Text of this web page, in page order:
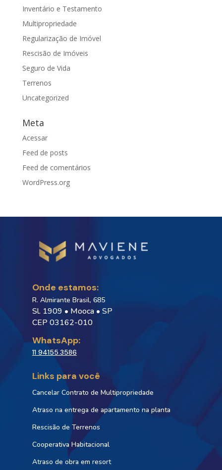
Inventário e Testamento
Multipropriedade
Regularização de Imóvel
Rescisão de Imóveis
Seguro de Vida
Terrenos
Uncategorized
Meta
Acessar
Feed de posts
Feed de comentários
WordPress.org
Onde estamos:
R. Almirante Brasil, 685
Sl. 1909 • Mooca • SP
CEP 03162-010
WhatsApp:
11 94155.3586
Links para você
Cancelar Contrato de Multipropriedade
Atraso na entrega de apartamento na planta
Rescisão de Terrenos
Cooperativa Habitacional
Atraso de obra em resort